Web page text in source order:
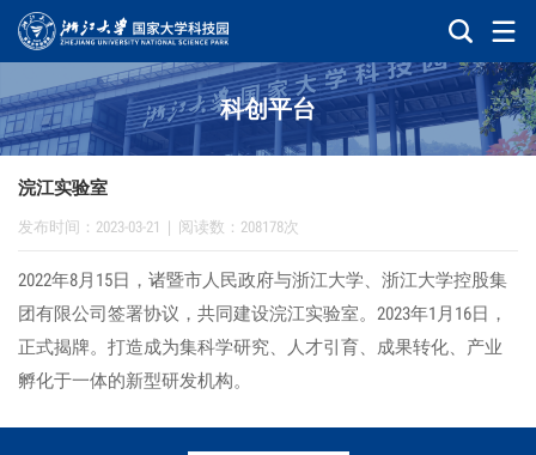
科创平台
浣江实验室
发布时间：2023-03-21 阅读数：208178次
2022年8月15日，诸暨市人民政府与浙江大学、浙江大学控股集
团有限公司签署协议，共同建设浣江实验室。2023年1月16日，
正式揭牌。打造成为集科学研究、人才引育、成果转化、产业
孵化于一体的新型研发机构。